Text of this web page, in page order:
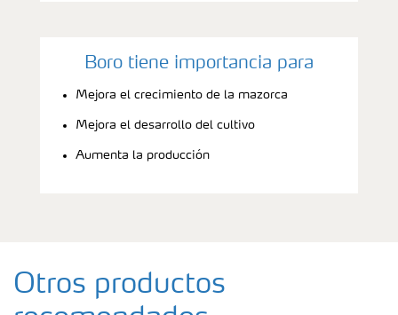
Boro tiene importancia para
Mejora el crecimiento de la mazorca
Mejora el desarrollo del cultivo
Aumenta la producción
Otros productos